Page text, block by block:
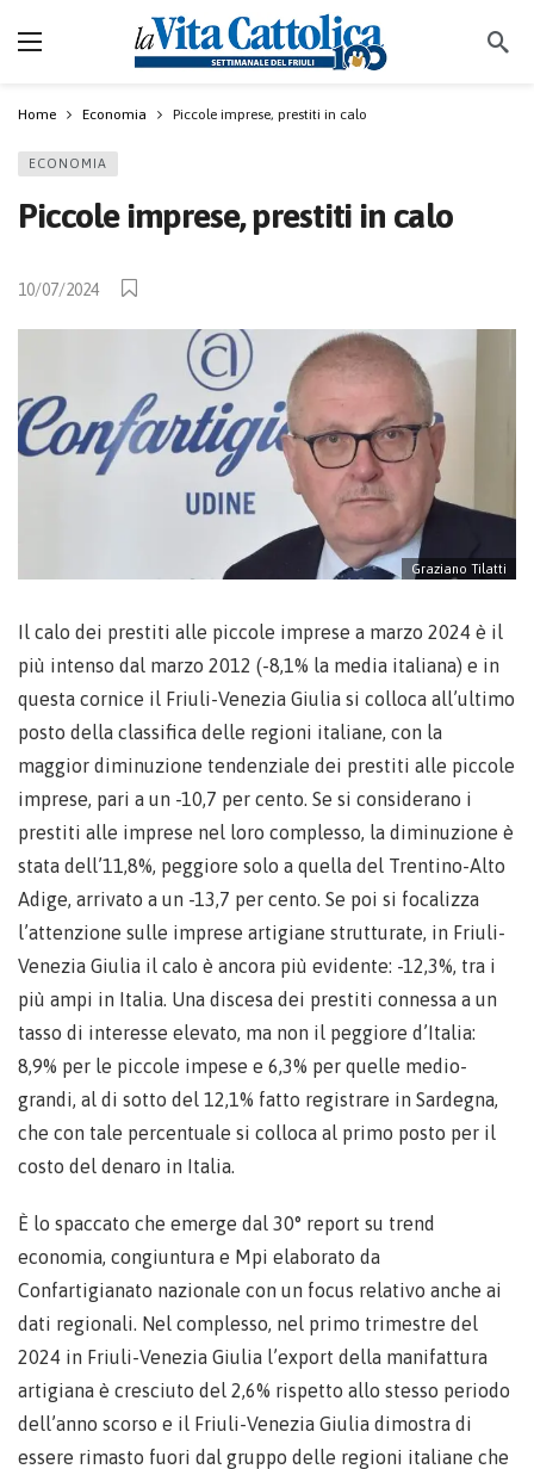
Home Economia Piccole imprese, prestiti in calo
ECONOMIA
Piccole imprese, prestiti in calo
10/07/2024
Graziano Tilatti
Il calo dei prestiti alle piccole imprese a marzo 2024 è il
più intenso dal marzo 2012 (-8,1% la media italiana) e in
questa cornice il Friuli-Venezia Giulia si colloca all’ultimo
posto della classifica delle regioni italiane, con la
maggior diminuzione tendenziale dei prestiti alle piccole
imprese, pari a un -10,7 per cento. Se si considerano i
prestiti alle imprese nel loro complesso, la diminuzione è
stata dell’11,8%, peggiore solo a quella del Trentino-Alto
Adige, arrivato a un -13,7 per cento. Se poi si focalizza
l’attenzione sulle imprese artigiane strutturate, in Friuli-
Venezia Giulia il calo è ancora più evidente: -12,3%, tra i
più ampi in Italia. Una discesa dei prestiti connessa a un
tasso di interesse elevato, ma non il peggiore d’Italia:
8,9% per le piccole impese e 6,3% per quelle medio-
grandi, al di sotto del 12,1% fatto registrare in Sardegna,
che con tale percentuale si colloca al primo posto per il
costo del denaro in Italia.
È lo spaccato che emerge dal 30° report su trend
economia, congiuntura e Mpi elaborato da
Confartigianato nazionale con un focus relativo anche ai
dati regionali. Nel complesso, nel primo trimestre del
2024 in Friuli-Venezia Giulia l’export della manifattura
artigiana è cresciuto del 2,6% rispetto allo stesso periodo
dell’anno scorso e il Friuli-Venezia Giulia dimostra di
essere rimasto fuori dal gruppo delle regioni italiane che